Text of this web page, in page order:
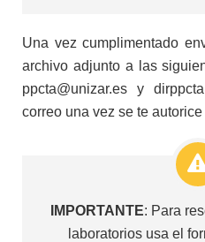
Una vez cumplimentado
archivo adjunto a las
ppcta@unizar.es y
correo una vez se te
IMPORTANTE: Para
laboratorios usa el